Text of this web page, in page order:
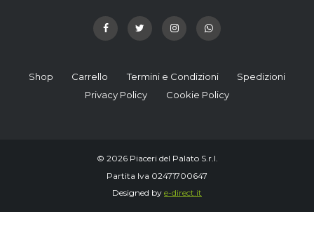
Shop Carrello Termini e Condizioni
Spedizioni
Privacy Policy
Cookie Policy
© 2026 Piaceri del Palato S.r.l.
Partita Iva 02471700647
Designed by e-direct.it